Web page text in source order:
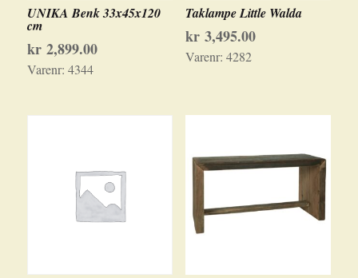
UNIKA Benk 33x45x120
cm
kr2,899.00
Varenr: 4344
Taklampe Little Walda
kr3,495.00
Varenr: 4282